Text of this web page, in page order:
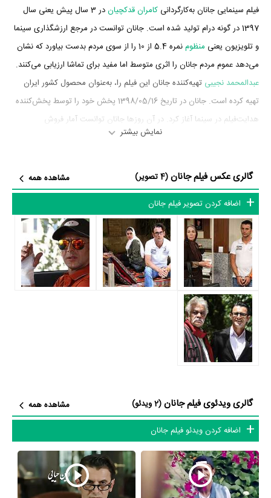
فیلم سینمایی جانان به‌کارگردانی کامران قدکچیان
در 3 سال پیش یعنی سال
1397 در گونه درام تولید شده است. جانان توانست در مرجع ارزشگذاری سینما
و تلویزیون یعنی منظوم
نمره 5.4 از 10 را از سوی مردم بدست بیاورد که نشان
می‌دهد عموم مردم جانان را اثری متوسط اما مفید برای تماشا ارزیابی می‌کنند.
عبدالمحمد نجیبی تهیه‌کننده جانان این فیلم را، به‌عنوان محصول کشور ایران
تهیه کرده است. جانان در تاریخ 1398/05/16 پخش خود را توسط پخش‌کننده
هدایت‌فیلم در سینما آغاز کرد. در آن روزها جانان توانست آمار فروش
بازیگران فیلم جانان چه کسانی هستند؟ در جانان بازیگرانی چونشهربانو
موسوی،پروانه معصومی،چنگیز وثوقی،امین حیایی،مهران رجبی،سحر زکریا
مژگان بیات
به ایفای نقش و بازیگری پرداخته‌اند. در فیلم جانان حدود 8 بازیگر
جلوی دوربین رفته‌اند که از نظر تعداد بازیگران می‌توان جانان را یک اثر پربازیگر
عنوان کرد. از این‌لحاظ کارگردانی فیلم جانان باتوجه به بازی گرفتن از این تعداد
بازیگر و مدیریت آنها کار بسیار دشواری بوده است؛ باید بررسی کرد آیاکامران
قدکچیانبه‌عنوان کارگردان و به‌عنوان بازیگردان و همچنین تیم بازیگری جانان
توانسته‌اند در این زمینه موفق باشند و بازی‌های درخشانی را نمایش دهند؟
از دیگر بازیگران فیلم جانان می‌توان به
متوسط سن بازیگران جانان براساس میزان سنی که از آنها در دایرةالمعارف
می‌دهد بازیگران جانان عمدتا از میانسالان هستند.
داستان فیلم جانان
از محتوا و داستان فیلم جانان چقدر اطلاع دارید؟ فیلم‌نامه جانان توسطفرهاد
توحیدینوشته شده است.
نمایش بیشتر
گالری عکس فیلم جانان(4 تصویر)
مشاهده همه
اضافه کردن تصویر فیلم جانان
گالری ویدئوی فیلم جانان(2 ویدئو)
مشاهده همه
اضافه کردن ویدئو فیلم جانان